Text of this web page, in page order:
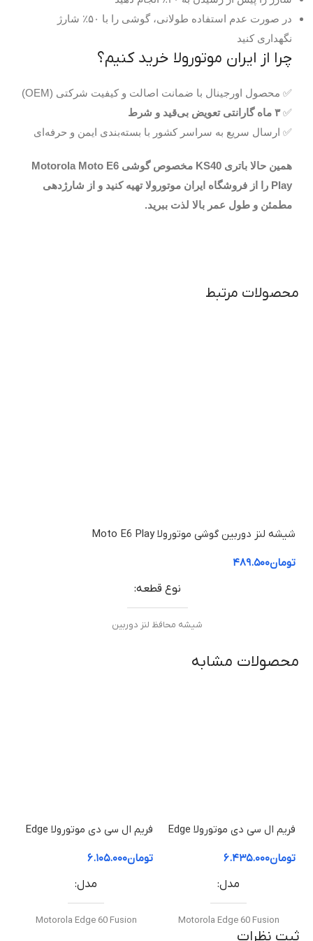
در صورت عدم استفاده طولانی، گوشی را با ۵۰٪ شارژ
نگهداری کنید
چرا از ایران موتورولا خرید کنیم؟
✅ محصول اورجینال با ضمانت اصالت و کیفیت شرکتی (OEM)
✅۳ ماه گارانتی تعویض بی‌قید و شرط
✅ ارسال سریع به سراسر کشور با بسته‌بندی ایمن و حرفه‌ای
همین حالا باتری KS40 مخصوص گوشی Motorola Moto E6
Play را از فروشگاه ایران موتورولا تهیه کنید و از شارژدهی
مطمئن و طول عمر بالا لذت ببرید.
محصولات مرتبط
شیشه لنز دوربین گوشی موتورولا Moto E6 Play
تومان۴۸۹.۵۰۰
نوع قطعه
شیشه محافظ لنز دوربین
مدل گوشی سازگار
ضمانت سلامت فیزیکی کالا
محصولات مشابه
فریم ال سی دی موتورولا Edge
تومان۶.۴۳۵.۰۰۰
مدل
Motorola Edge 60 Fusion
فریم ال سی دی موتورولا Edge
تومان۶.۱۰۵.۰۰۰
مدل
Motorola Edge 60 Fusion
ثبت نظرات